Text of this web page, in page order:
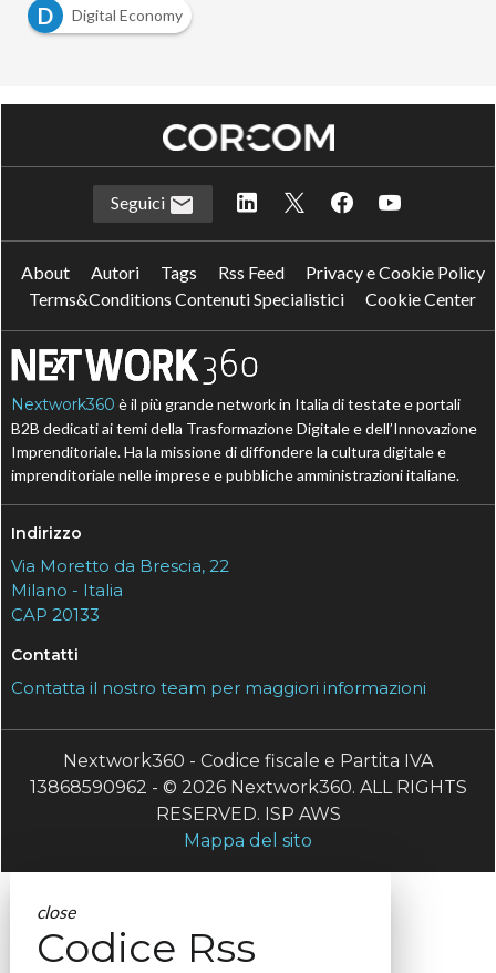
D
Digital Economy
Seguici
About Autori Tags Rss Feed
Privacy e Cookie Policy
Terms&Conditions Contenuti Specialistici
Cookie Center
Nextwork360 è il più grande network in Italia di testate e portali
B2B dedicati ai temi della Trasformazione Digitale e dell’Innovazione
Imprenditoriale. Ha la missione di diffondere la cultura digitale e
imprenditoriale nelle imprese e pubbliche amministrazioni italiane.
Indirizzo
Via Moretto da Brescia, 22
Milano - Italia
CAP 20133
Contatti
Contatta il nostro team per maggiori informazioni
Nextwork360 - Codice fiscale e Partita IVA
13868590962 - © 2026 Nextwork360. ALL RIGHTS
RESERVED. ISP AWS
Mappa del sito
close
Codice Rss